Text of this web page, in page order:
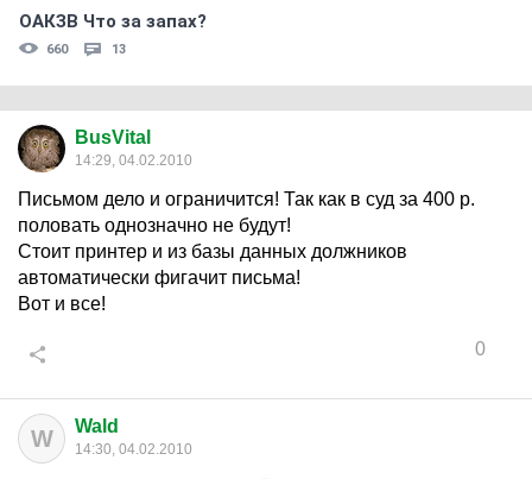
ОАКЗВ Что за запах?
660 13
BusVital
14:29, 04.02.2010
Письмом дело и ограничится! Так как в суд за 400 р.
половать однозначно не будут!
Стоит принтер и из базы данных должников
автоматически фигачит письма!
Вот и все!
0
W Wald
14:30, 04.02.2010